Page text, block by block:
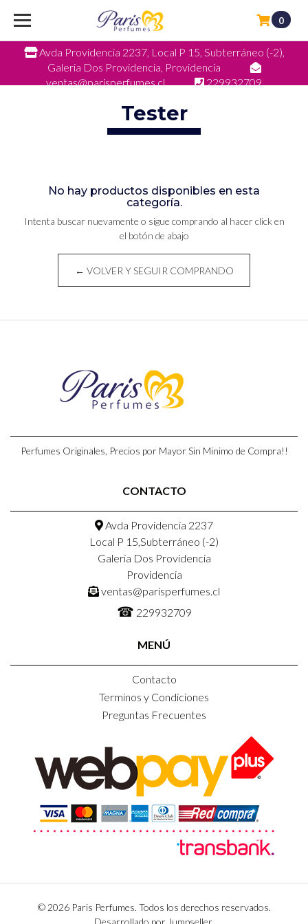
Avda Providencia 2237, Local P 15, Subterráneo (-2),
Galeria Dos Providencia, Providencia
ventas@parisperfumes.cl
229932709
0
Tester
No hay productos disponibles en esta
categoría.
Intenta buscar nuevamente o sigue comprando al hacer click en
el botón de abajo
← VOLVER Y SEGUIR COMPRANDO
Perfumes Originales, Precios por Mayor Sin Minimo de Compra!!
CONTACTO
Avda Providencia 2237
Local P 15,Subterráneo (-2)
Galeria Dos Providencia
Providencia
ventas@parisperfumes.cl
☎ 229932709
MENÚ
Contacto
Terminos y Condiciones
Preguntas Frecuentes
© 2026 Paris Perfumes. Todos los derechos reservados.
Desarrollado por Jumpseller.